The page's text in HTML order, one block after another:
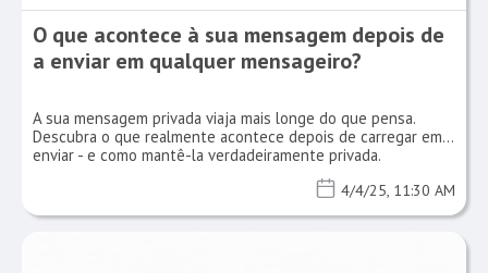
O que acontece à sua mensagem depois de
a enviar em qualquer mensageiro?
A sua mensagem privada viaja mais longe do que pensa.
Descubra o que realmente acontece depois de carregar em
enviar - e como mantê-la verdadeiramente privada.
4/4/25, 11:30 AM